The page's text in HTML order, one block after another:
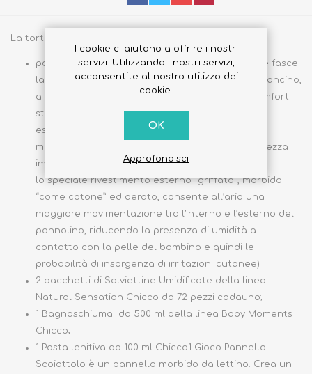
La torta di pannolini è composta da:
pannolini Trudi Baby Care (morbide ed elastiche fasce
laterali in grado di modellarsi naturalmente al pancino,
a garanzia della massima protezione e di un comfort
straordinario;
esclusivo materassino super assorbente con
morbidissimi cuscinetti “effetto 3D” dalla morbidezza
imbattibile;
lo speciale rivestimento esterno “griffato”, morbido
“come cotone” ed aerato, consente all’aria una
maggiore movimentazione tra l’interno e l’esterno del
pannolino, riducendo la presenza di umidità a
contatto con la pelle del bambino e quindi le
probabilità di insorgenza di irritazioni cutanee)
2 pacchetti di Salviettine Umidificate della linea
Natural Sensation Chicco da 72 pezzi cadauno;
1 Bagnoschiuma da 500 ml della linea Baby Moments
Chicco;
1 Pasta lenitiva da 100 ml Chicco1 Gioco Pannello
Scoiattolo è un pannello morbido da lettino. Crea un
I cookie ci aiutano a offrire i nostri
servizi. Utilizzando i nostri servizi,
acconsentite al nostro utilizzo dei
cookie.
OK
Approfondisci